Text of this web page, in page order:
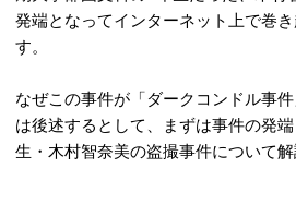
発端となってインターネット上で巻
す。
なぜこの事件が「ダークコンドル事
は後述するとして、まずは事件の発
生・木村智奈美の盗撮事件について解